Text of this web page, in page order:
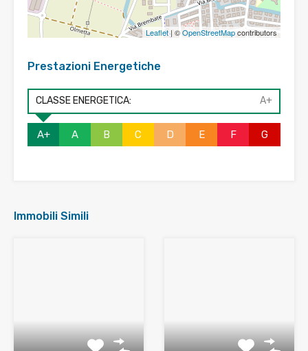
Leaflet| ©OpenStreetMapcontributors
Prestazioni Energetiche
CLASSE ENERGETICA: A+
A+ A B C D E F G
Immobili Simili